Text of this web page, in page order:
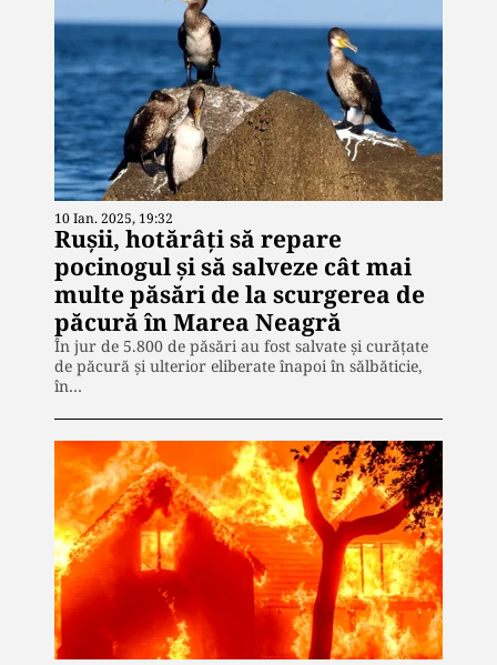
10 Ian. 2025, 19:32
Rușii, hotărâți să repare
pocinogul și să salveze cât mai
multe păsări de la scurgerea de
păcură în Marea Neagră
În jur de 5.800 de păsări au fost salvate şi curăţate
de păcură şi ulterior eliberate înapoi în sălbăticie,
în…